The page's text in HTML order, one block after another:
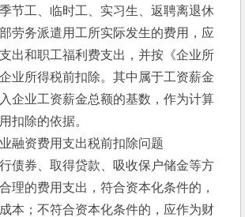
工、临时工、实习生、返聘离退休
劳务派遣用工所实际发生的费用，应
出和职工福利费支出，并按《企业所
业所得税前扣除。其中属于工资薪金
企业工资薪金总额的基数，作为计算
扣除的依据。
资费用支出税前扣除问题
券、取得贷款、吸收保户储金等方
理的费用支出，符合资本化条件的，
本；不符合资本化条件的，应作为财